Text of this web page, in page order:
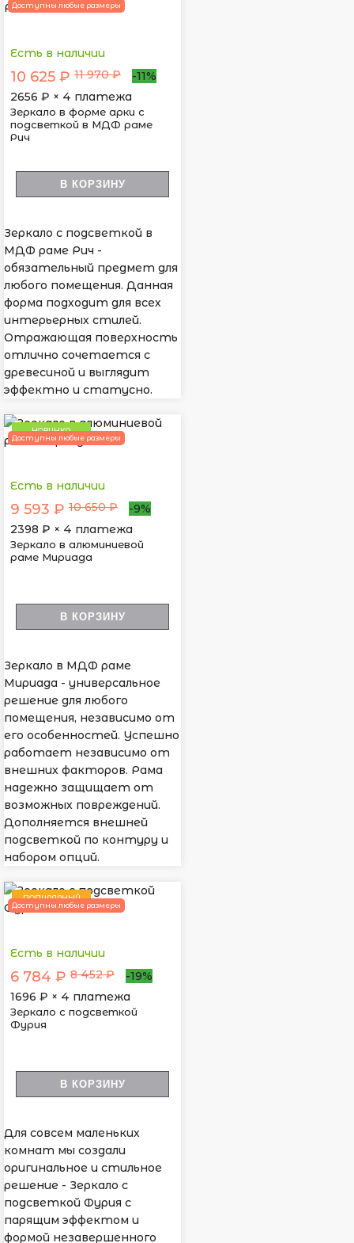
Доступны любые размеры
Есть в наличии
10 625 ₽ 11 970 ₽
-11%
2656 ₽ × 4 платежа
Зеркало в форме арки с
подсветкой в МДФ раме
Рич
В КОРЗИНУ
Зеркало с подсветкой в
МДФ раме Рич -
обязательный предмет для
любого помещения. Данная
форма подходит для всех
интерьерных стилей.
Отражающая поверхность
отлично сочетается с
древесиной и выглядит
эффектно и статусно.
НОВИНКА
Доступны любые размеры
Есть в наличии
9 593 ₽ 10 650 ₽
-9%
2398 ₽ × 4 платежа
Зеркало в алюминиевой
раме Мириада
В КОРЗИНУ
Зеркало в МДФ раме
Мириада - универсальное
решение для любого
помещения, независимо от
его особенностей. Успешно
работает независимо от
внешних факторов. Рама
надежно защищает от
возможных повреждений.
Дополняется внешней
подсветкой по контуру и
набором опций.
ПОПУЛЯРНЫЙ
Доступны любые размеры
Есть в наличии
6 784 ₽ 8 452 ₽
-19%
1696 ₽ × 4 платежа
Зеркало с подсветкой
Фурия
В КОРЗИНУ
Для совсем маленьких
комнат мы создали
оригинальное и стильное
решение - Зеркало с
подсветкой Фурия с
парящим эффектом и
формой незавершенного